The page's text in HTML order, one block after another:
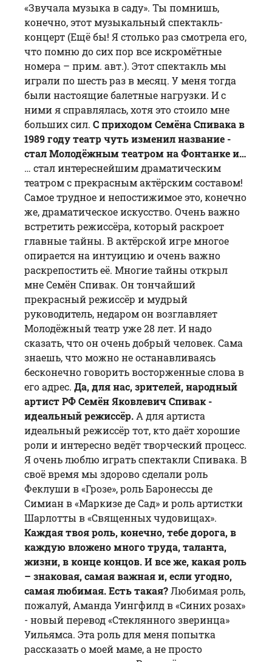
«Звучала музыка в саду». Ты помнишь,
конечно, этот музыкальный спектакль-
концерт (Ещё бы! Я столько раз смотрела его,
что помню до сих пор все искромётные
номера – прим. авт.). Этот спектакль мы
играли по шесть раз в месяц. У меня тогда
были настоящие балетные нагрузки. И с
ними я справлялась, хотя это стоило мне
больших сил. С приходом Семёна Спивака в
1989 году театр чуть изменил название -
стал Молодёжным театром на Фонтанке и…
… стал интереснейшим драматическим
театром с прекрасным актёрским составом!
Самое трудное и непостижимое это, конечно
же, драматическое искусство. Очень важно
встретить режиссёра, который раскроет
главные тайны. В актёрской игре многое
опирается на интуицию и очень важно
раскрепостить её. Многие тайны открыл
мнеСемён Спивак. Он тончайший
прекрасный режиссёр и мудрый
руководитель, недаром он возглавляет
Молодёжный театр уже 28 лет. И надо
сказать, что он очень добрый человек. Сама
знаешь, что можно не останавливаясь
бесконечно говорить восторженные слова в
его адрес. Да, для нас, зрителей, народный
артист РФСемён Яковлевич Спивак -
идеальный режиссёр. А для артиста
идеальный режиссёр тот, кто даёт хорошие
роли и интересно ведёт творческий процесс.
Я очень люблю играть спектакли Спивака. В
своё время мы здорово сделали роль
Феклуши в «Грозе», роль Баронессы де
Симиан в «Маркизе де Сад» и роль артистки
Шарлотты в «Священных чудовищах».
Каждая твоя роль, конечно, тебе дорога, в
каждую вложено много труда, таланта,
жизни, в конце концов. И все же, какая роль
– знаковая, самая важная и, если угодно,
самая любимая. Есть такая?Любимая роль,
пожалуй, Аманда Уингфилд в «Синих розах»
- новый перевод «Стеклянного зверинца»
Уильямса. Эта роль для меня попытка
рассказать о моей маме, а не просто